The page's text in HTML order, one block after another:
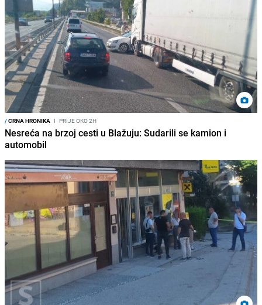
/CRNA HRONIKA I PRIJE OKO 2H
Nesreća na brzoj cesti u Blažuju: Sudarili se kamion i
automobil